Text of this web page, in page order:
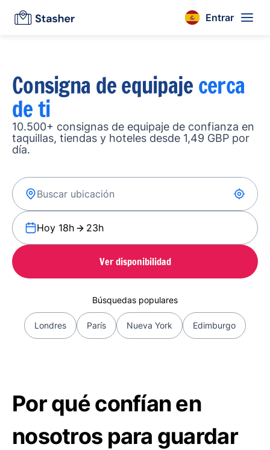
Entrar
Consigna de equipajecerca
de ti
10.500+ consignas de equipaje de confianza en
taquillas, tiendas y hoteles desde 1,49 GBP por
día.
Hoy 18h 23h
Ver disponibilidad
Búsquedas populares
Londres París Nueva York Edimburgo
Por qué confían en
nosotros para guardar